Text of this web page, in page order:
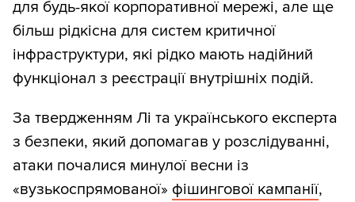
для будь-якої корпоративної мережі, але ще
більш рідкісна для систем критичної
інфраструктури, які рідко мають надійний
функціонал з реєстрації внутрішніх подій.
За твердженням Лі та українського експерта
з безпеки, який допомагав у розслідуванні,
атаки почалися минулої весни із
«вузькоспрямованої» фішингової кампанії,